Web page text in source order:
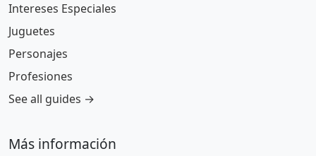
Intereses Especiales
Juguetes
Personajes
Profesiones
See all guides →
Más información